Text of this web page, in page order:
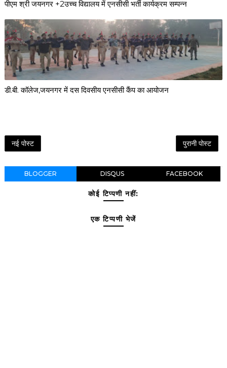
पीएम श्री जयनगर +2उच्च विद्यालय में एनसीसी भर्ती कार्यक्रम सम्पन्न
डी.बी. कॉलेज,जयनगर में दस दिवसीय एनसीसी कैंप का आयोजन
नई पोस्ट पुरानी पोस्ट
BLOGGER DISQUS FACEBOOK
कोई टिप्पणी नहीं:
एक टिप्पणी भेजें